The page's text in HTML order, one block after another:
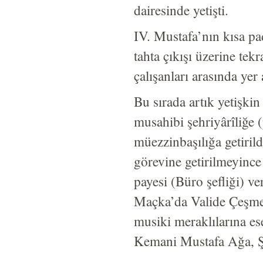
dairesinde yetişti.
IV. Mustafa’nın kısa
tahta çıkışı üzerine
çalışanları arasında yer
Bu sırada artık
musahibi şehriyârîliğe
müezzinbaşılığa
görevine
payesi (Büro şefliği)
Maçka’da Valide
musiki meraklılarına
Kemani Mustafa Ağa,